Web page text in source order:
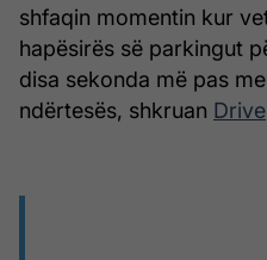
shfaqin momentin kur
hapësirës së parkingut
disa sekonda më pas
ndërtesës, shkruan Drive